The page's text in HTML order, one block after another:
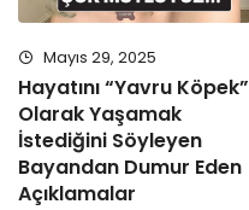
Mayıs 29, 2025
Hayatını “Yavru Köpek”
Olarak Yaşamak
İstediğini Söyleyen
Bayandan Dumur Eden
Açıklamalar